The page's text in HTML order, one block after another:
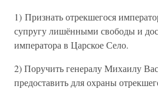
1) Признать отрекшегося
супругу лишёнными свободы и
императора в Царское Село.
2) Поручить генералу Михаилу
предоставить для охраны